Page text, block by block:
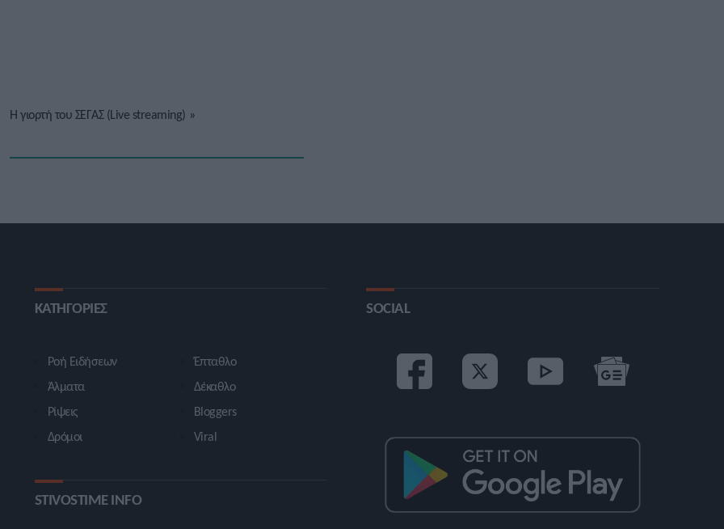
Η γιορτή του ΣΕΓΑΣ (Live streaming) »
ΚΑΤΗΓΟΡΙΕΣ
Ροή Ειδήσεων
Άλματα
Ρίψεις
Δρόμοι
Έπταθλο
Δέκαθλο
Bloggers
Viral
STIVOSTIME INFO
SOCIAL